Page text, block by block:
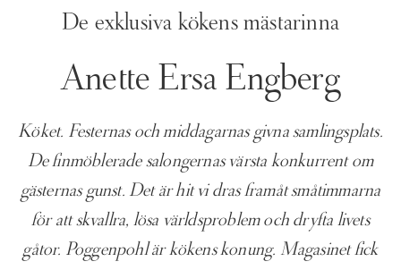
De exklusiva kökens mästarinna
Anette Ersa Engberg
Köket. Festernas och middagarnas givna samlingsplats.
De finmöblerade salongernas värsta konkurrent om
gästernas gunst. Det är hit vi dras framåt småtimmarna
för att skvallra, lösa världsproblem och dryfta livets
gåtor. Poggenpohl är kökens konung. Magasinet fick